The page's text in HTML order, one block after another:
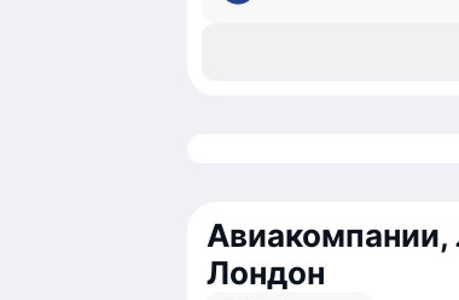
Лондон